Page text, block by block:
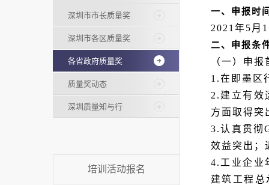
深圳市市长质量奖
深圳市各区质量奖
各省政府质量奖
质量奖动态
深圳质量知与行
培训活动报名
一、申报时
2021年5月
二、申报条
（一）申
1.在即墨区
2.建立有效
方面取得突
3.认真贯彻
效益突出；
4.工业企业
建筑工程